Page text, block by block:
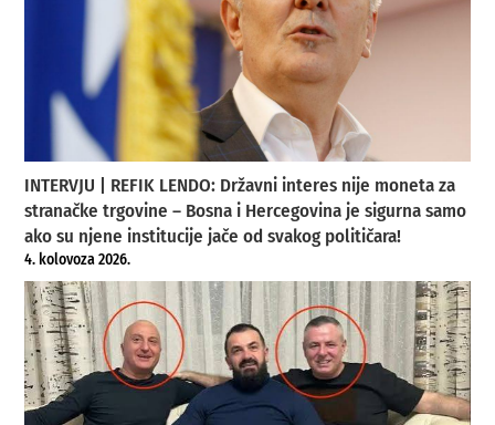
INTERVJU | REFIK LENDO: Državni interes nije moneta za
stranačke trgovine – Bosna i Hercegovina je sigurna samo
ako su njene institucije jače od svakog političara!
4. kolovoza 2026.